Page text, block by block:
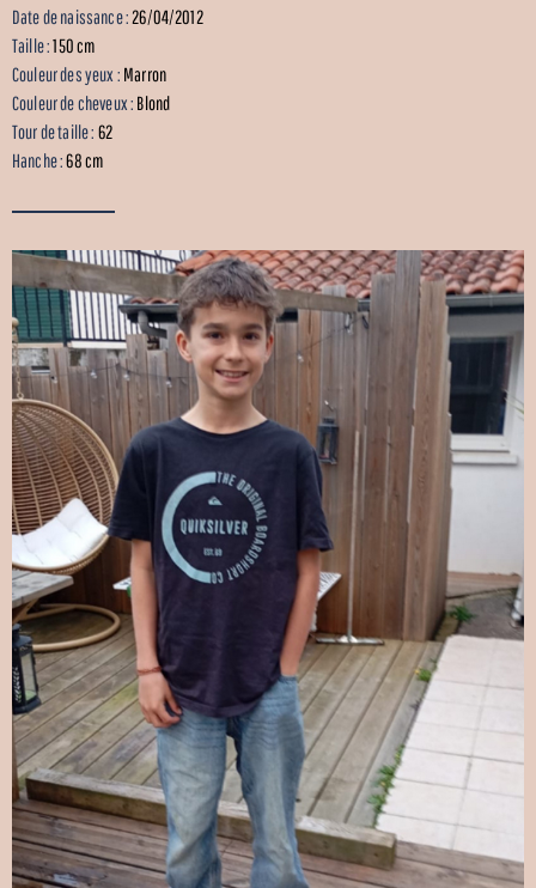
Date de naissance :26/04/2012
Taille :150 cm
Couleur des yeux : Marron
Couleur de cheveux : Blond
Tour de taille : 62
Hanche :68 cm